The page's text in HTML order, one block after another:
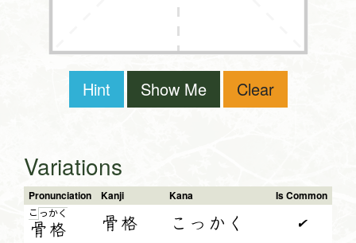
Hint Show Me Clear
Variations
Pronunciation Kanji Kana Is Common
こ っ
骨
かく
格 骨格 こっかく ✔